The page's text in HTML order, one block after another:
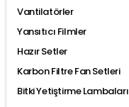
Vantilatörler
Yansıtıcı Filmler
Hazır Setler
Karbon Filtre Fan Setleri
Bitki Yetiştirme Lambaları